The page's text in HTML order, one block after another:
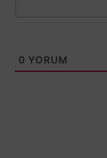
0 YORUM